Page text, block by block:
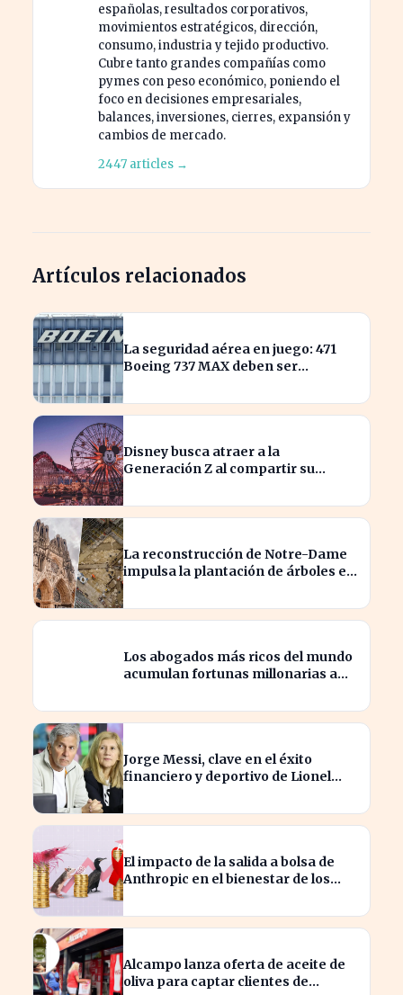
españolas, resultados corporativos,
movimientos estratégicos, dirección,
consumo, industria y tejido productivo.
Cubre tanto grandes compañías como
pymes con peso económico, poniendo el
foco en decisiones empresariales,
balances, inversiones, cierres, expansión y
cambios de mercado.
2447 articles →
Artículos relacionados
La seguridad aérea en juego: 471
Boeing 737 MAX deben ser
Disney busca atraer a la
Generación Z al compartir su
La reconstrucción de Notre-Dame
impulsa la plantación de árboles en
Los abogados más ricos del mundo
acumulan fortunas millonarias a
Jorge Messi, clave en el éxito
financiero y deportivo de Lionel
El impacto de la salida a bolsa de
Anthropic en el bienestar de los
Alcampo lanza oferta de aceite de
oliva para captar clientes de